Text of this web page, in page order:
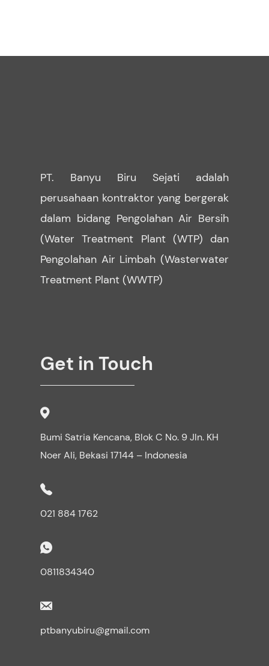
PT. Banyu Biru Sejati adalah
perusahaan kontraktor yang bergerak
dalam bidang Pengolahan Air Bersih
(Water Treatment Plant (WTP) dan
Pengolahan Air Limbah (Wasterwater
Treatment Plant (WWTP)
Get in Touch
Bumi Satria Kencana, Blok C No. 9 Jln. KH
Noer Ali, Bekasi 17144 – Indonesia
021 884 1762
0811834340
ptbanyubiru@gmail.com